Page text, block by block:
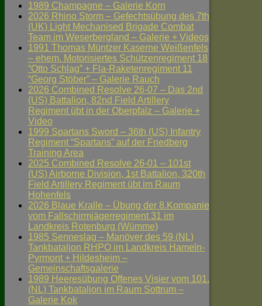
1989 Champagne – Galerie Korn
2026 Rhino Storm – Gefechtsübung des 7th
(UK) Light Mechanised Brigade Combat
Team im Weserbergland – Galerie + Videos
1991 Thomas Müntzer Kaserne Weißenfels
– ehem. Motorisiertes Schützenregiment 18
“Otto Schlag” + Fla-Raketenregiment 11
“Georg Stöber” – Galerie Rauch
2026 Combined Resolve 26-07 – Das 2nd
(US) Battalion, 82nd Field Artillery
Regiment übt in der Oberpfalz – Galerie +
Video
1999 Spartans Sword – 36th (US) Infantry
Regiment “Spartans” auf der Friedberg
Training Area
2025 Combined Resolve 26-01 – 101st
(US) Airborne Division, 1st Battalion, 320th
Field Artillery Regiment übt im Raum
Hohenfels
2026 Blaue Kralle – Übung der 8.Kompanie
vom Fallschirmjägerregiment 31 im
Landkreis Rotenburg (Wümme)
1985 Senneslag – Manöver des 59 (NL)
Tankbataljon RHPO im Landkreis Hameln-
Pyrmont + Hildesheim –
Gemeinschaftsgalerie
1989 Heeresübung Offenes Visier vom 101.
(NL) Tankbataljon im Raum Sottrum –
Galerie Kok